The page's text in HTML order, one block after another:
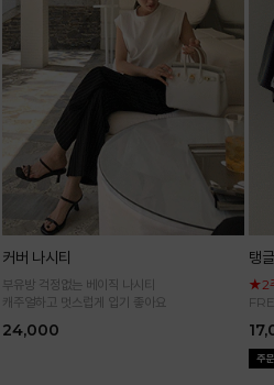
커버 나시티
부유방 걱정없는 베이직 나시티
캐주얼하고 멋스럽게 입기 좋아요
24,000
탱
★2